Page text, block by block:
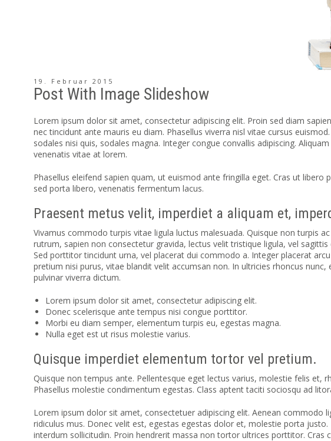
19. Februar 2015
Post With Image Slideshow
Lorem ipsum dolor sit amet, consectetur adipiscing elit. Proin sed diam
nec tincidunt ante mauris eu diam. Phasellus viverra nisl vitae cursus
sodales nisi quis, sodales magna. Integer congue convallis adipiscing.
venenatis vitae at lorem.
Phasellus eleifend sapien quam, ut euismod ante fringilla eget. Cras ut
sed porta libero, venenatis fermentum lacus.
Praesent metus velit, imperdiet a aliquam et,
Vivamus commodo turpis vitae ligula luctus malesuada. Quisque non turpis
rutrum, sapien non consectetur gravida, lectus velit tristique ligula, vel
Sed porttitor tincidunt urna, vel placerat dui commodo a. Integer placerat
pretium nisi purus, vitae blandit velit accumsan non. In ultricies rhoncus
pulvinar viverra dictum.
Lorem ipsum dolor sit amet, consectetur adipiscing elit.
Donec scelerisque ante tempus nisi congue porttitor.
Morbi eu diam semper, elementum turpis eu, egestas magna.
Nulla eget est ut risus molestie varius.
Quisque imperdiet elementum tortor vel pretium.
Quisque non tempus ante. Pellentesque eget lectus varius, molestie felis et,
Phasellus molestie condimentum egestas. Class aptent taciti sociosqu ad
Lorem ipsum dolor sit amet, consectetuer adipiscing elit. Aenean commodo
ridiculus mus. Donec velit est, egestas egestas dolor et, molestie porta
interdum sollicitudin. Proin hendrerit massa non tortor ultrices porttitor. Cras